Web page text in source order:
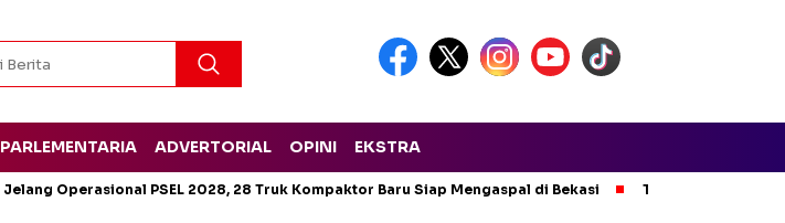
PARLEMENTARIA ADVERTORIAL OPINI EKSTRA
Jelang Operasional PSEL 2028, 28 Truk Kompaktor Baru Siap Mengaspal di Bekasi Tak Ada